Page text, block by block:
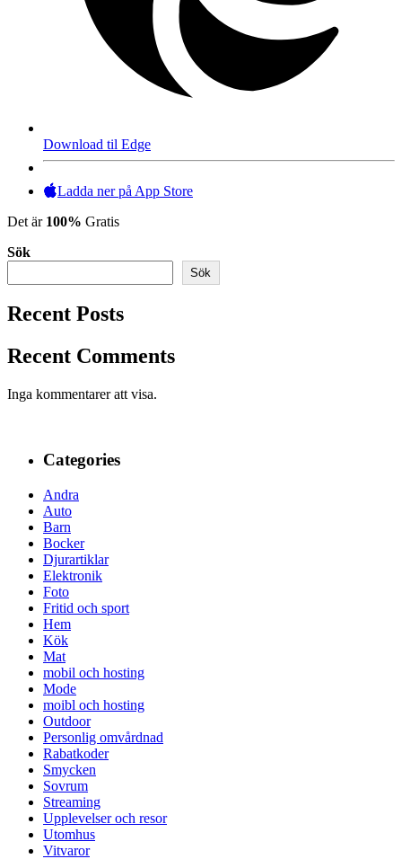
Download til Edge
Ladda ner på App Store
Det är 100% Gratis
Sök
Sök
Recent Posts
Recent Comments
Inga kommentarer att visa.
Categories
Andra
Auto
Barn
Bocker
Djurartiklar
Elektronik
Foto
Fritid och sport
Hem
Kök
Mat
mobil och hosting
Mode
moibl och hosting
Outdoor
Personlig omvårdnad
Rabatkoder
Smycken
Sovrum
Streaming
Upplevelser och resor
Utomhus
Vitvaror